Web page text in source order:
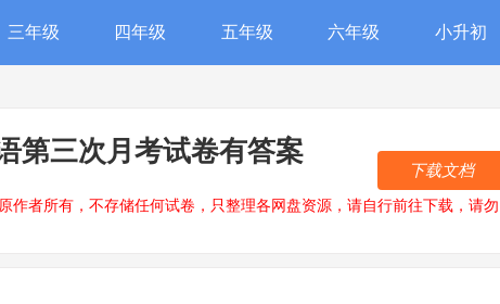
三年级 四年级 五年级 六年级 小升初
第三次月考试卷有答案
作者所有，不存储任何试卷，只整理各网盘资源，请自行前往下载，请勿
下载文档